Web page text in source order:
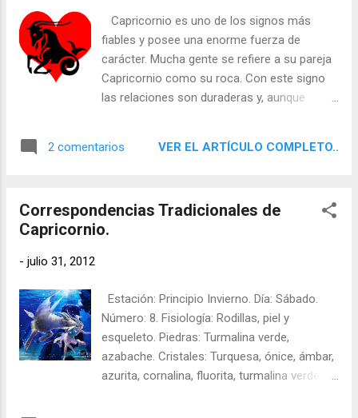
Capricornio es uno de los signos más
fiables y posee una enorme fuerza de
carácter. Mucha gente se refiere a su pareja
Capricornio como su roca. Con este signo
las relaciones son duraderas y, aunque
Capricornio da mucha importancia al deber y
aunque t ambién le anima un perverso
sentido del humor. Su regente, Saturno, no
emociones, como en todos los signos de
tierra. En muchas ocasiones, Capricornio
verdaderamente no sabe qué siente. Para
entender a tu pareja tienes que tener en
cuenta tanto su edad como su sexo. Las
2 comentarios VER EL ARTÍCULO COMPLETO..
Correspondencias Tradicionales de
Capricornio.
- julio 31, 2012
Estación: Principio Invierno. Día: Sábado.
Número: 8. Fisiología: Rodillas, piel y
esqueleto. Piedras: Turmalina verde,
azabache. Cristales: Turquesa, ónice, ámbar,
azurita, cornalina, fluorita, turmalina verde y